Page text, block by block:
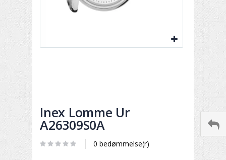
Inex Lomme Ur
A26309S0A
0 bedømmelse(r)